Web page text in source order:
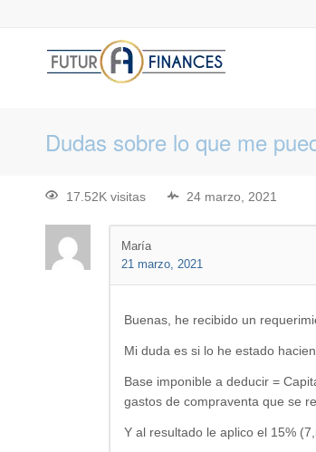
Dudas sobre lo que me
17.52K visitas 24 marzo, 2021
María
21 marzo, 2021
Buenas, he recibido un
Mi duda es si lo he estado
Base imponible a deducir =
gastos de compraventa que se
Y al resultado le aplico el 15%